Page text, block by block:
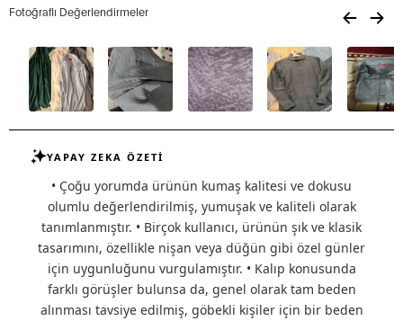
Fotoğraflı Değerlendirmeler
YAPAY ZEKA ÖZETİ
• Çoğu yorumda ürünün kumaş kalitesi ve dokusu
olumlu değerlendirilmiş, yumuşak ve kaliteli olarak
tanımlanmıştır. • Birçok kullanıcı, ürünün şık ve klasik
tasarımını, özellikle nişan veya düğün gibi özel günler
için uygunluğunu vurgulamıştır. • Kalıp konusunda
farklı görüşler bulunsa da, genel olarak tam beden
alınması tavsiye edilmiş, göbekli kişiler için bir beden